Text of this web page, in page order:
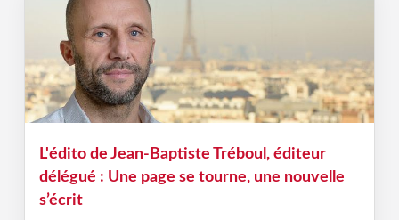
L'édito de Jean-Baptiste Tréboul, éditeur
délégué : Une page se tourne, une nouvelle
s’écrit